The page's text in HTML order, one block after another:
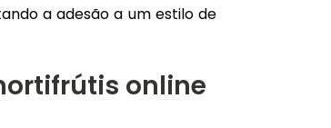
a adesão a um estilo de
online